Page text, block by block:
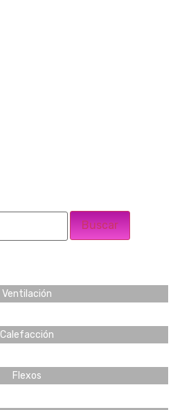
Ventilación
Calefacción
Flexos